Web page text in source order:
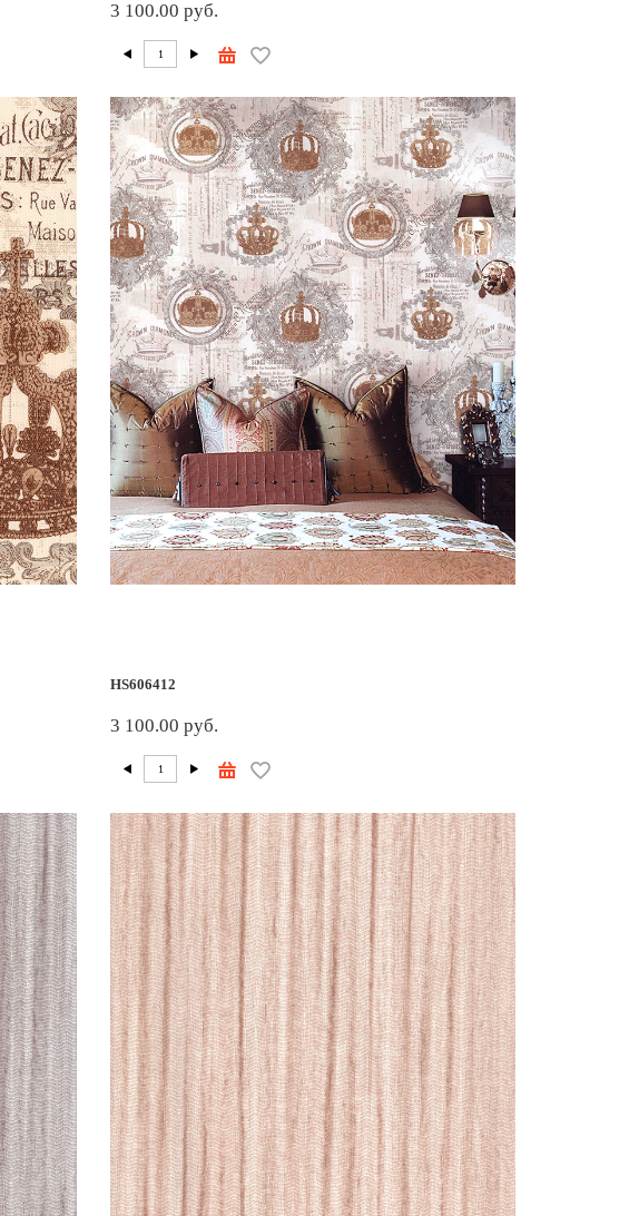
3 100.00 руб.
HS606412
3 100.00 руб.